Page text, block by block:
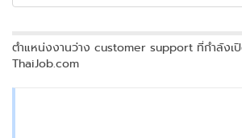
ตำแหน่งงานว่าง customer support ที่กำลังเ
ThaiJob.com